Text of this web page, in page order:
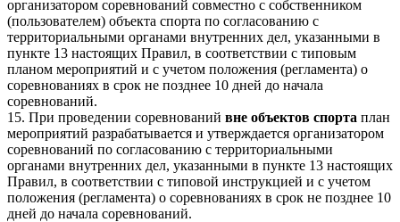
организатором соревнований совместно с собственником
(пользователем) объекта спорта по согласованию с
территориальными органами внутренних дел, указанными в
пункте 13 настоящих Правил, в соответствии с типовым
планом мероприятий и с учетом положения (регламента) о
соревнованиях в срок не позднее 10 дней до начала
соревнований.
15. При проведении соревнований вне объектов спорта план
мероприятий разрабатывается и утверждается организатором
соревнований по согласованию с территориальными
органами внутренних дел, указанными в пункте 13 настоящих
Правил, в соответствии с типовой инструкцией и с учетом
положения (регламента) о соревнованиях в срок не позднее 10
дней до начала соревнований.